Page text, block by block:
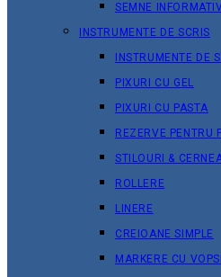
SEMNE
INSTRUMENTE DE SCRIS
INSTRUMENTE DE
PIXURI CU GEL
PIXURI CU PASTA
REZERVE PENTRU
STILOURI &
ROLLERE
LINERE
CREIOANE SIMPLE
MARKERE CU